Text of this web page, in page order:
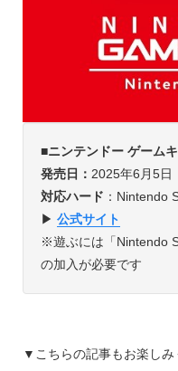
■ニンテンドー ゲーム
発売日： 2025年6月5日
対応ハード ：Nintendo
▶︎ 公式サイト
※遊ぶには「Nintendo
の加入が必要です
▼こちらの記事もお楽しみ